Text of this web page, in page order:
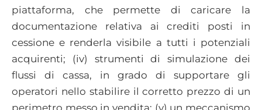
piattaforma, che permette di caricare la
documentazione relativa ai crediti posti in
cessione e renderla visibile a tutti i potenziali
acquirenti; (iv) strumenti di simulazione dei
flussi di cassa, in grado di supportare gli
operatori nello stabilire il corretto prezzo di un
perimetro messo in vendita; (v) un meccanismo